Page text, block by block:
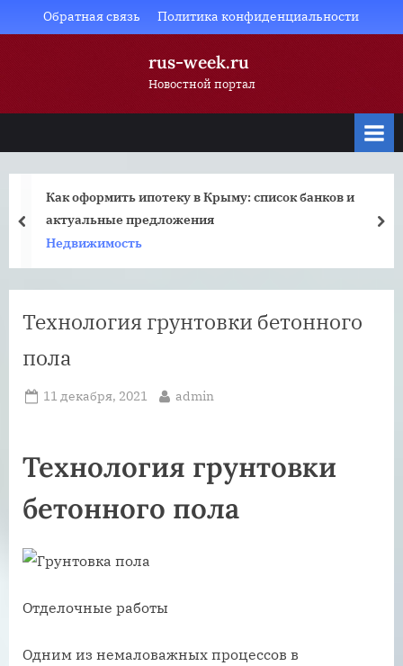
to
Обратная связь Политика конфиденциальности
rus-week.ru
Новостной портал
Как оформить ипотеку в Крыму: список банков и
актуальные предложения
Недвижимость
prev
Технология грунтовки бетонного
пола
Posted
11 декабря, 2021 By
admin
Технология грунтовки
бетонного пола
Отделочные работы
Одним из немаловажных процессов в